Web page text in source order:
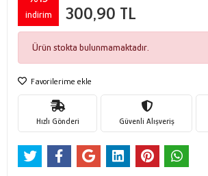
indirim 300,90 TL
Ürün stokta bulunmamaktadır.
Favorilerime ekle
Hızlı Gönderi Güvenli Alışveriş